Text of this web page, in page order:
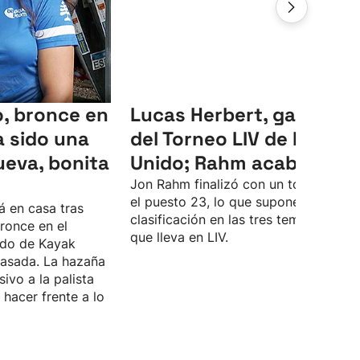
bronce en
sido una
bonita
en casa tras
en el
de Kayak
La hazaña
a la palista
hacer frente a lo
Lucas Herbert, ganador
del Torneo LIV de Reino
Unido; Rahm acaba 23º
Jon Rahm finalizó con un total de -4
el puesto 23, lo que supone su peor
clasificación en las tres temporadas
que lleva en LIV.